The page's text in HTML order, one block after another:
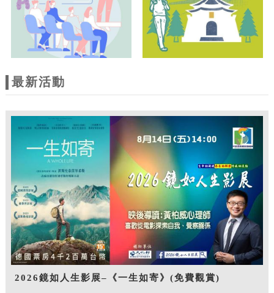
最新活動
2026鏡如人生影展–《一生如寄》(免費觀賞)